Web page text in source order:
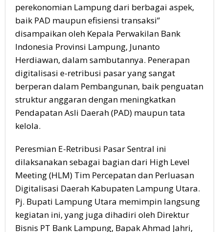
perekonomian Lampung dari berbagai aspek,
baik PAD maupun efisiensi transaksi”
disampaikan oleh Kepala Perwakilan Bank
Indonesia Provinsi Lampung, Junanto
Herdiawan, dalam sambutannya. Penerapan
digitalisasi e-retribusi pasar yang sangat
berperan dalam Pembangunan, baik penguatan
struktur anggaran dengan meningkatkan
Pendapatan Asli Daerah (PAD) maupun tata
kelola.
Peresmian E-Retribusi Pasar Sentral ini
dilaksanakan sebagai bagian dari High Level
Meeting (HLM) Tim Percepatan dan Perluasan
Digitalisasi Daerah Kabupaten Lampung Utara.
Pj. Bupati Lampung Utara memimpin langsung
kegiatan ini, yang juga dihadiri oleh Direktur
Bisnis PT Bank Lampung, Bapak Ahmad Jahri,